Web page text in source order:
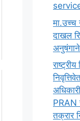
मा.उच्च
दाखल
PRAN
तक्रार